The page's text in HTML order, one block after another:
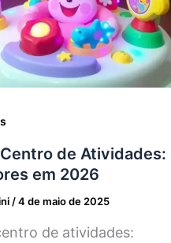
de Atividades:
em 2026
/4 de maio de 2025
de atividades: